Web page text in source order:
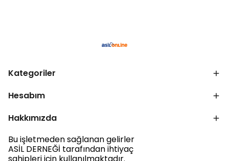
Kategoriler
Hesabım
Hakkımızda
Bu işletmeden sağlanan gelirler
ASİL DERNEĞİ tarafından ihtiyaç